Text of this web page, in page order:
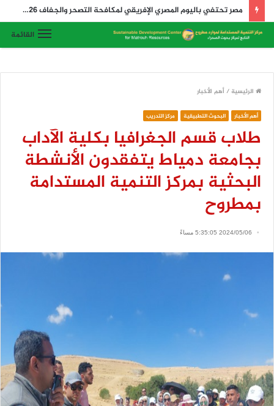
مركز بحوث الصحراء ينفذ مشروع مكافحة سوسة النخيل الحمراء بسيوة
القائمة
الرئيسية / أهم الأخبار
أهم الأخبار البحوث التطبيقية مركز التدريب
طلاب قسم الجغرافيا بكلية الآداب
بجامعة دمياط يتفقدون الأنشطة
البحثية بمركز التنمية المستدامة
بمطروح
2024/05/06 5:35:05 مساءً